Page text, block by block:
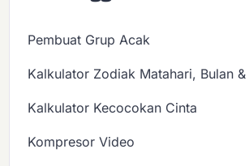
Pembuat Grup Acak
Kalkulator Zodiak Matahari, Bulan &
Kalkulator Kecocokan Cinta
Kompresor Video